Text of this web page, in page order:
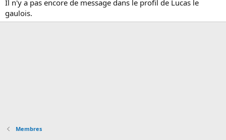
Il n'y a pas encore de message dans le profil de Lucas le
gaulois.
Membres